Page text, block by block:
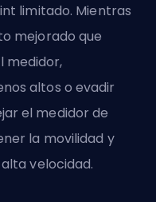
limitado. Mientras
mejorado que
medidor,
altos o evadir
el medidor de
la movilidad y
velocidad.